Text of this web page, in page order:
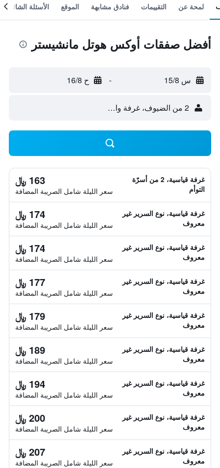
لمحة عن التقييمات فنادق مشابهة الموقع الأسئلة الشائعة
أفضل صفقات أوكس هوتل مانشيستر
س 15/8 - ح 16/8
2 من الضيوف، غرفة واحدة
غرفة قياسية، 2 من أسرّة
التوأم
163 ﷼
سعر الليلة شامل الصريبة المضافة
غرفة قياسية، نوع السرير غير
معروف
174 ﷼
سعر الليلة شامل الصريبة المضافة
غرفة قياسية، نوع السرير غير
معروف
174 ﷼
سعر الليلة شامل الصريبة المضافة
غرفة قياسية، نوع السرير غير
معروف
177 ﷼
سعر الليلة شامل الصريبة المضافة
غرفة قياسية، نوع السرير غير
معروف
179 ﷼
سعر الليلة شامل الصريبة المضافة
غرفة قياسية، نوع السرير غير
معروف
189 ﷼
سعر الليلة شامل الصريبة المضافة
غرفة قياسية، نوع السرير غير
معروف
194 ﷼
سعر الليلة شامل الصريبة المضافة
غرفة قياسية، نوع السرير غير
معروف
200 ﷼
سعر الليلة شامل الصريبة المضافة
غرفة قياسية، نوع السرير غير
معروف
207 ﷼
سعر الليلة شامل الصريبة المضافة